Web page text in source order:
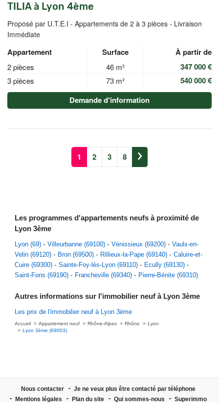
TILIA à Lyon 4ème
Proposé par U.T.E.I - Appartements de 2 à 3 pièces - Livraison
Immédiate
Appartement Surface À partir de
2 pièces 46 m² 347 000 €
3 pièces 73 m²
540 000 €
Demande d'information
1 2 3 8
Les programmes d'appartements neufs à proximité de
Lyon 3ème
Lyon (69) Villeurbanne (69100) Vénissieux (69200)
Vaulx-en-
Velin (69120)
Bron (69500) Rillieux-la-Pape (69140)
Caluire-et-
Cuire (69300)
Sainte-Foy-lès-Lyon (69110)
Ecully (69130)
Saint-Fons (69190)
Francheville (69340) Pierre-Bénite (69310)
Autres informations sur l'immobilier neuf à Lyon 3ème
Les prix de l'immobilier neuf à Lyon 3ème
Accueil Appartement neuf Rhône-Alpes Rhône
Lyon
Lyon 3ème (69003)
Nous contacter
Je ne veux plus être contacté par téléphone
Mentions légales
Plan du site Qui sommes-nous
Superimmo